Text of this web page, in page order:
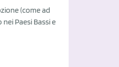
(come ad
Paesi Bassi e